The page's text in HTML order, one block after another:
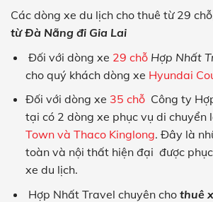
Các dòng xe du lịch cho thuê từ 29
từ Đà Nẵng đi Gia Lai
Đối với dòng xe 29 chỗ Hợp Nhất
cho quý khách dòng xe Hyundai
Đối với dòng xe 35 chỗ Công ty
tại có 2 dòng xe phục vụ di chuyển
Town và Thaco Kinglong. Đây là
toàn và nội thất hiện đại được
xe du lịch.
Hợp Nhất Travel chuyên chothuê